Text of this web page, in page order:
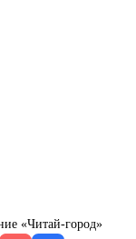
«Читай-город»